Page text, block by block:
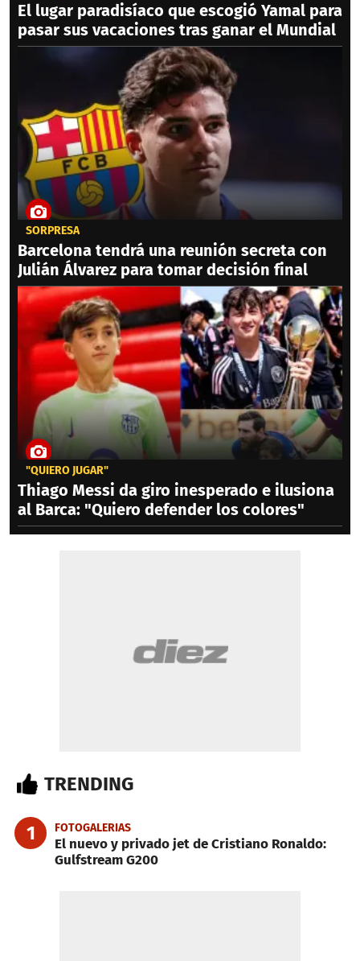
El lugar paradisíaco que escogió Yamal para
pasar sus vacaciones tras ganar el Mundial
SORPRESA
Barcelona tendrá una reunión secreta con
Julián Álvarez para tomar decisión final
"QUIERO JUGAR"
Thiago Messi da giro inesperado e ilusiona
al Barca: "Quiero defender los colores"
TRENDING
1 FOTOGALERIAS
El nuevo y privado jet de Cristiano Ronaldo:
Gulfstream G200